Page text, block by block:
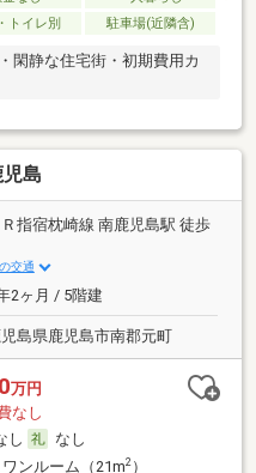
トイレ別 駐車場(近隣含)
閑静な住宅街・初期費用カ
島
Ｒ指宿枕崎線 南鹿児島駅 徒歩
交通
2ヶ月 / 5階建
島県鹿児島市南郡元町
万円
なし
し
なし
ンルーム（21m2）